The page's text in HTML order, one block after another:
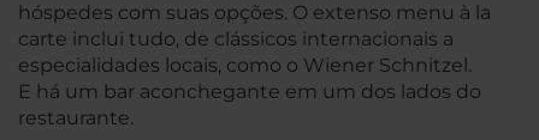
hóspedes com suas opções. O extenso menu à la
carte inclui tudo, de clássicos internacionais a
especialidades locais, como o Wiener Schnitzel.
E há um bar aconchegante em um dos lados do
restaurante.